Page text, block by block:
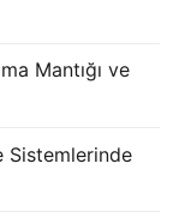
Mantığı ve
Sistemlerinde